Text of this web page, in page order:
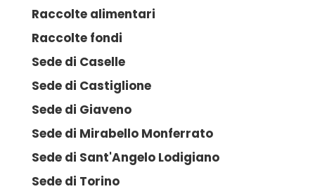
Raccolte alimentari
Raccolte fondi
Sede di Caselle
Sede di Castiglione
Sede di Giaveno
Sede di Mirabello Monferrato
Sede di Sant'Angelo Lodigiano
Sede di Torino